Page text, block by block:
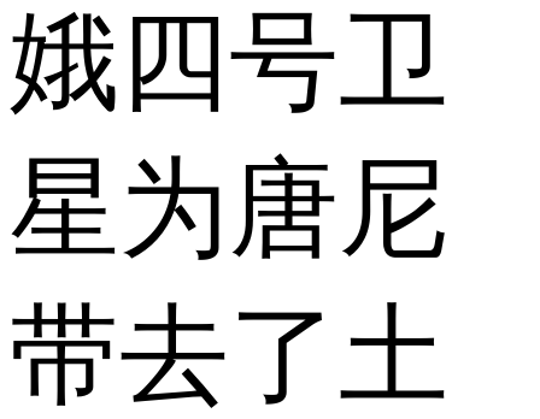
娥四号卫
星为唐尼
带去了土